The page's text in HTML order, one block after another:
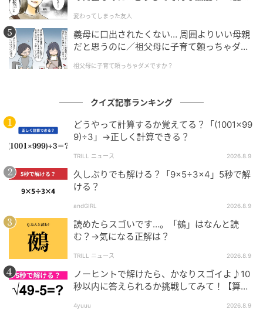
日には】
変わってしまった友人
義母に口出されたくない… 周囲よりいい母親
だと思うのに／祖父母に子育て頼っちゃダメ
んが】
祖父母に子育て頼っちゃダメですか？
クイズ記事ランキング
どうやって計算するか覚えてる？「(1001×99
9)÷3」→正しく計算できる？
TRILL ニュース 2026.8.9
久しぶりでも解ける？「9×5÷3×4」5秒で解
ける？
andGIRL 2026.8.9
読めたらスゴいです…。「鵺」はなんと読
む？→気になる正解は？
TRILL ニュース 2026.8.9
ノーヒントで解けたら、かなりスゴイよ♪10
秒以内に答えられるか挑戦してみて！【算数
4yuuu 2026.8.9